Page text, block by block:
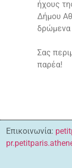
ήχους
Δήμου
δρώμενα
Σας
παρέα!
Επικοινωνία: